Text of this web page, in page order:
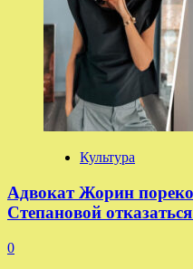
о создании
национального
центра
«Россия»
с филиалами
в регионах
Культура
Адвокат Жорин
Степановой
0